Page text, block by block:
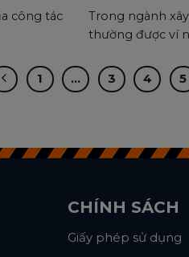
công tác
Trong ngành
thường được ví
1 … 3 4 5
CHÍNH SÁCH
Giấy phép sử dụng